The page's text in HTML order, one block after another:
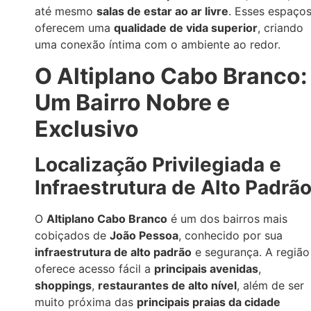
até mesmo salas de estar ao ar livre. Esses espaços
oferecem uma qualidade de vida superior, criando
uma conexão íntima com o ambiente ao redor.
O Altiplano Cabo Branco:
Um Bairro Nobre e
Exclusivo
Localização Privilegiada e
Infraestrutura de Alto Padrão
O Altiplano Cabo Branco é um dos bairros mais
cobiçados de João Pessoa, conhecido por sua
infraestrutura de alto padrão e segurança. A região
oferece acesso fácil a principais avenidas,
shoppings, restaurantes de alto nível, além de ser
muito próxima das principais praias da cidade